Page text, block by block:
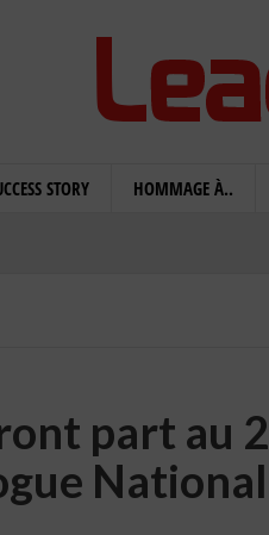
STORY HOMMAGE À..
part au
National